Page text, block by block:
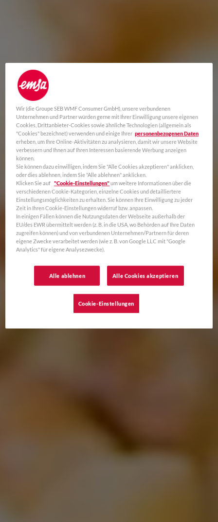
Wir (die Groupe SEB WMF Consumer GmbH), unsere verbundenen
Unternehmen und Partner würden gerne mit Ihrer Einwilligung unsere eigenen
Cookies, Drittanbieter-Cookies sowie ähnliche Technologien (allgemein als
"Cookies" bezeichnet) verwenden und einige Ihrer personenbezogenen Daten
erheben, um Ihre Online-Aktivitäten zu analysieren, damit wir unsere Website
verbessern und Ihnen auf Ihren Interessen basierende Werbung anzeigen
können.
Sie können dazu einwilligen, indem Sie "Alle Cookies akzeptieren" anklicken,
oder dies ablehnen, indem Sie "Alle ablehnen" anklicken.
Klicken Sie auf "Cookie-Einstellungen"um weitere Informationen über die
verschiedenen Cookie-Kategorien, einzelne Cookies und detailliertere
Einstellungsmöglichkeiten zu erhalten. Sie können Ihre Einwilligung zu jeder
Zeit in Ihren Cookie-Einstellungen widerruf bzw. anpassen.
In einigen Fällen können die Nutzungsdaten der Webseite außerhalb der
EU/des EWR übermittelt werden (z. B. in die USA, wo Behörden auf Ihre Daten
zugreifen können) und von verbundenen Unternehmen/Partnern für deren
eigene Zwecke verarbeitet werden (wie z. B. von Google LLC mit "Google
Analytics" für eigene Analysezwecke).
Alle ablehnen Alle Cookies akzeptieren
Cookie-Einstellungen